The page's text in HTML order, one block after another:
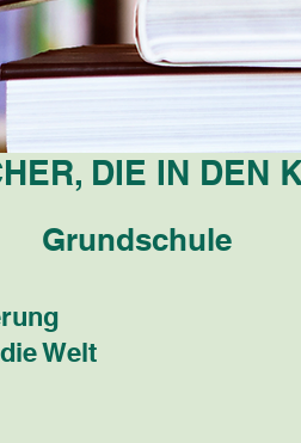
DIE IN DEN
Grundschule
Welt